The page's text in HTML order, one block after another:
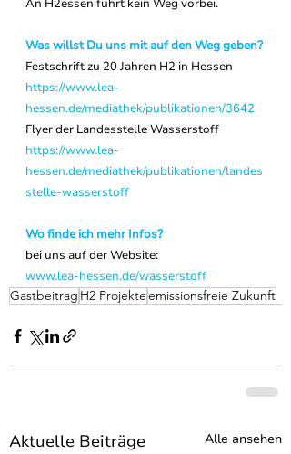
An H2essen führt kein Weg vorbei.
Was willst Du uns mit auf den Weg geben?
Festschrift zu 20 Jahren H2 in Hessen
https://www.lea-
hessen.de/mediathek/publikationen/3642
Flyer der Landesstelle Wasserstoff
https://www.lea-
hessen.de/mediathek/publikationen/landes
stelle-wasserstoff
Wo finde ich mehr Infos?
bei uns auf der Website:
www.lea-hessen.de/wasserstoff
Gastbeitrag H2 Projekteemissionsfreie Zukunft
Aktuelle Beiträge Alle ansehen